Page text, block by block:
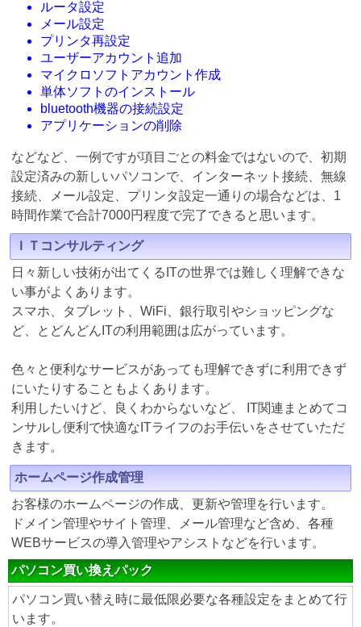
ルータ設定
メール設定
プリンタ再設定
ユーザーアカウント追加
マイクロソフトアカウント作成
単体ソフトのインストール
bluetooth機器の接続設定
アプリケーションの削除
などなど、一例ですが項目ごとの料金ではないので、初期
設定済みの新しいパソコンで、インターネット接続、無線
接続、メール設定、プリンタ設定一通りの場合などは、1
時間作業で合計7000円程度で完了できると思います。
ＩＴコンサルティング
日々新しい技術が出てくるITの世界では難しく理解できな
い事がよくあります。
スマホ、タブレット、WiFi、銀行取引やショッピングな
ど、とどんどんITの利用範囲は広がっています。
色々と便利なサービスがあっても理解できずに利用できず
にいたりすることもよくあります。
利用したいけど、良くわからないなど、 IT関連まとめてコ
ンサルし便利で快適なITライフのお手伝いをさせていただ
きます。
ホームページ作成管理
お客様のホームページの作成、更新や管理を行います。
ドメイン管理やサイト管理、メール管理など含め、各種
WEBサービスの導入管理やアシストなどを行います。
パソコン買い換えパック
パソコン買い替え時に最低限必要な各種設定をまとめて行
います。